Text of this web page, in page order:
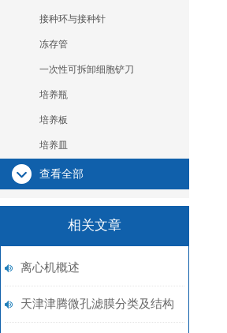
接种环与接种针
冻存管
一次性可拆卸细胞铲刀
培养瓶
培养板
培养皿
查看全部
相关文章
离心机概述
天津津腾微孔滤膜分类及结构